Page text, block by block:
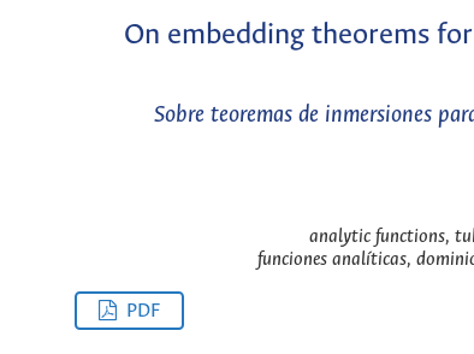
On embedding theorems
Sobre teoremas de inmersiones
analytic functions,
funciones analíticas,
PDF